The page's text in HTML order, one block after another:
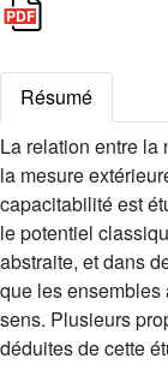
Résumé
La relation entre la
la mesure
capacitabilité est
le potentiel
abstraite, et dans
que les
sens. Plusieurs
déduites de cette